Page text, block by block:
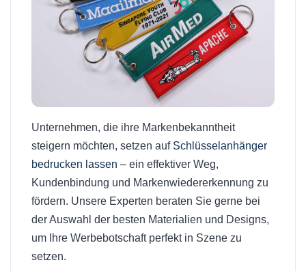
Unternehmen, die ihre Markenbekanntheit
steigern möchten, setzen auf Schlüsselanhänger
bedrucken lassen – ein effektiver Weg,
Kundenbindung und Markenwiedererkennung zu
fördern. Unsere Experten beraten Sie gerne bei
der Auswahl der besten Materialien und Designs,
um Ihre Werbebotschaft perfekt in Szene zu
setzen.